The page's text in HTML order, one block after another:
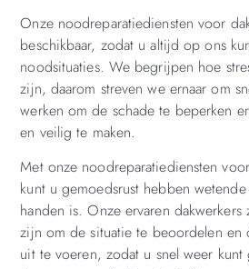
Onze noodreparatiediensten voor
beschikbaar, zodat u altijd op ons
noodsituaties. We begrijpen hoe
zijn, daarom streven we ernaar om
werken om de schade te beperken
en veilig te maken.
Met onze noodreparatiediensten
kunt u gemoedsrust hebben
handen is. Onze ervaren dakwerkers
zijn om de situatie te beoordelen en
uit te voeren, zodat u snel weer kunt